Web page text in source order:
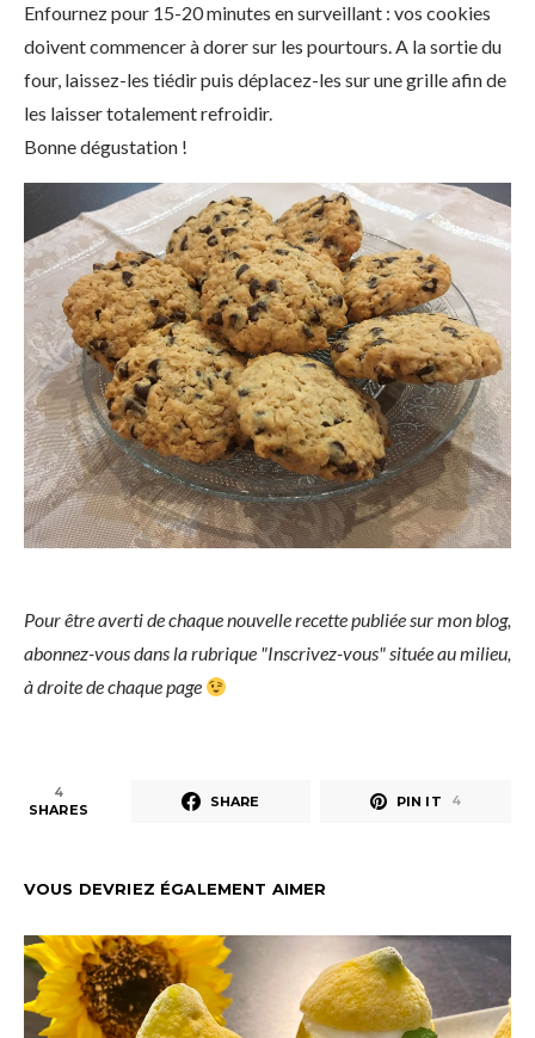
Enfournez pour 15-20 minutes en surveillant : vos cookies
doivent commencer à dorer sur les pourtours. A la sortie du
four, laissez-les tiédir puis déplacez-les sur une grille afin de
les laisser totalement refroidir.
Bonne dégustation !
Pour être averti de chaque nouvelle recette publiée sur mon blog,
abonnez-vous dans la rubrique "Inscrivez-vous" située au milieu,
à droite de chaque page
4
SHARES SHARE PIN IT 4
VOUS DEVRIEZ ÉGALEMENT AIMER